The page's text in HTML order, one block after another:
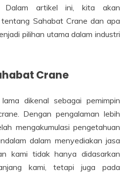
Dalam artikel ini, kita akan
Sahabat Crane dan apa
pilihan utama dalam industri
Crane
dikenal sebagai pemimpin
Dengan pengalaman lebih
mengakumulasi pengetahuan
dalam menyediakan jasa
kami tidak hanya didasarkan
kami, tetapi juga pada